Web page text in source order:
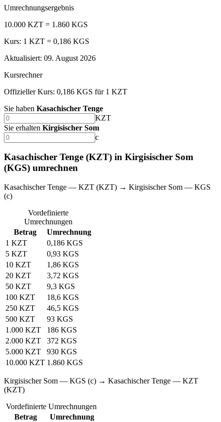
Umrechnungsergebnis
10.000 KZT = 1.860 KGS
Kurs: 1 KZT = 0,186 KGS
Aktualisiert: 09. August 2026
Kursrechner
Offizieller Kurs: 0,186 KGS für 1 KZT
Sie haben Kasachischer Tenge
KZT
Sie erhalten Kirgisischer Som
с
Kasachischer Tenge (KZT) in Kirgisischer Som
(KGS) umrechnen
Kasachischer Tenge — KZT (KZT) → Kirgisischer Som — KGS
(с)
Vordefinierte
Umrechnungen
Betrag
Umrechnung
1 KZT
0,186 KGS
5 KZT
0,93 KGS
10 KZT
1,86 KGS
20 KZT
3,72 KGS
50 KZT
9,3 KGS
100 KZT
18,6 KGS
250 KZT
46,5 KGS
500 KZT
93 KGS
1.000 KZT
186 KGS
2.000 KZT
372 KGS
5.000 KZT
930 KGS
10.000 KZT 1.860 KGS
Kirgisischer Som — KGS (с) → Kasachischer Tenge — KZT
(KZT)
Vordefinierte Umrechnungen
Betrag
Umrechnung